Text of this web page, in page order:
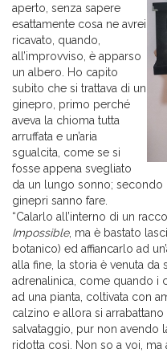
aperto, senza sapere
esattamente cosa ne avrei
ricavato, quando,
all’improvviso, è apparso
un albero. Ho capito
subito che si trattava di un
ginepro, primo perché
aveva la chioma tutta
arruffata e un’aria
sgualcita, come se si
fosse appena svegliato
da un lungo sonno;
ginepri sanno fare.
“Calarlo all’interno di un
Impossible, ma è bastato
botanico) ed affiancarlo ad
alla fine, la storia è venuta
adrenalinica, come quando i
ad una pianta, coltivata con
calzino e allora si
salvataggio, pur non avendo
ridotta così. Non so a voi, ma